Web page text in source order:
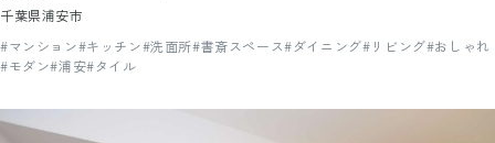
千葉県浦安市
#マンション#キッチン#洗面所#書斎スペース#ダイニング#リビング#おしゃれ
#モダン#浦安#タイル